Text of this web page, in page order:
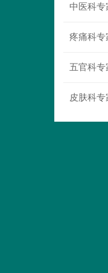
中医科专
疼痛科专
五官科专
皮肤科专